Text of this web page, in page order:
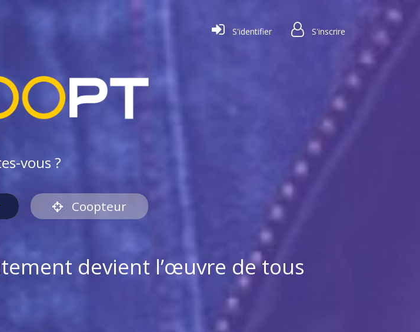
S'identifier S'inscrire
vous ?
Coopteur
devient l’œuvre de tous